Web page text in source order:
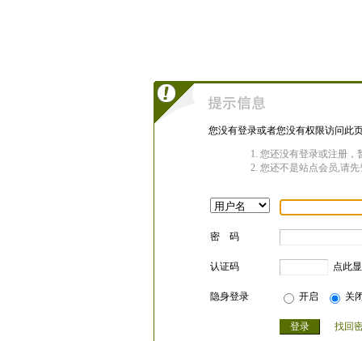
您没有登录或者您没有权限访问此
您还没有登录或注册，
您还不是站点会员,请
密 码
认证码 点此
隐身登录 开启 关
找回